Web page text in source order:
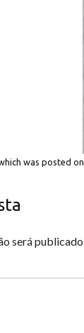
was posted on
será